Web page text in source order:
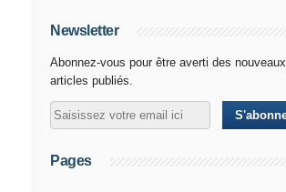
Newsletter
Abonnez-vous pour être averti des nouveaux
articles publiés.
Pages